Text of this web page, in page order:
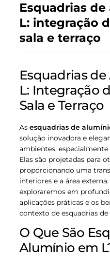
Esquadrias
L: integração
sala e terraço
Esquadrias
L: Integração
Sala e Terraço
As esquadrias de
solução inovadora e
ambientes,
Elas são projetadas para
proporcionando uma
interiores e a área
exploraremos em
aplicações práticas e os
contexto de esquadrias
O Que São
Alumínio em